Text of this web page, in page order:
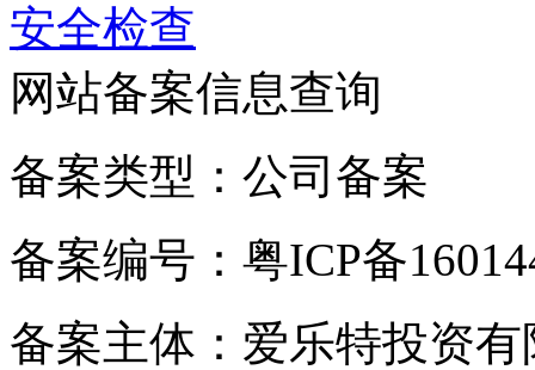
安全检查
网站备案信息查询
备案类型：公司备案
备案编号：粤ICP备
备案主体：爱乐特投资有